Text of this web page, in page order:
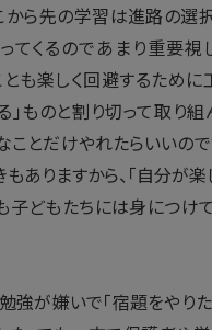
から先の学習は進路の選
てくるのであまり重要視
とも楽しく回避するために
」ものと割り切って取り組
ことだけやれたらいいので
ありますから、「自分が
子どもたちには身につけ
強が嫌いで「宿題をやり